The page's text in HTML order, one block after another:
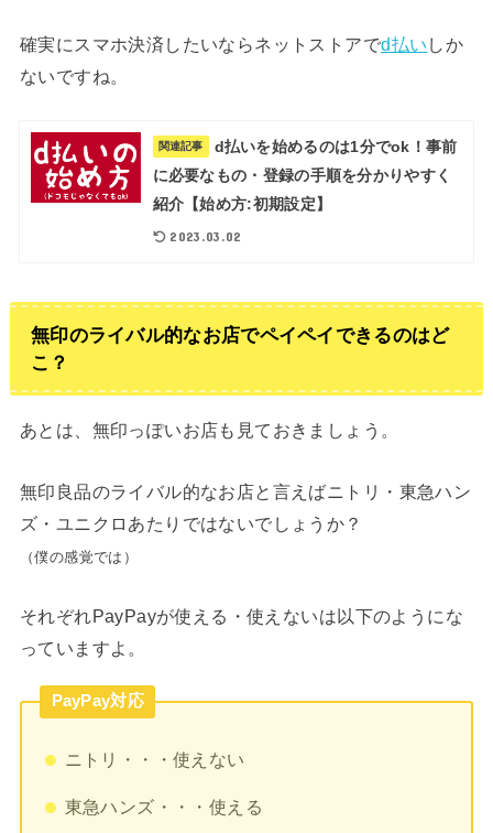
確実にスマホ決済したいならネットストアでd払い しか
ないですね。
関連記事
d払いを始めるのは1分でok！事前
に必要なもの・登録の手順を分かりやすく
紹介【始め方:初期設定】
2023.03.02
無印のライバル的なお店でペイペイできるのはど
こ？
あとは、無印っぽいお店も見ておきましょう。
無印良品のライバル的なお店と言えばニトリ・東急ハン
ズ・ユニクロあたりではないでしょうか？
（僕の感覚では）
それぞれPayPayが使える・使えないは以下のようにな
っていますよ。
PayPay対応
ニトリ・・・使えない
東急ハンズ・・・使える